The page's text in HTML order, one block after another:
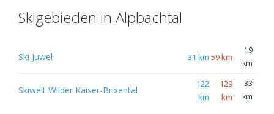
Skigebieden in Alpbachtal
Ski Juwel 31 km 59 km
19
km
Skiwelt Wilder Kaiser-Brixental
122
km
129
km
33
km